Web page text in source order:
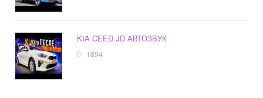
KIA CEED JD АВТОЗВУК
1894